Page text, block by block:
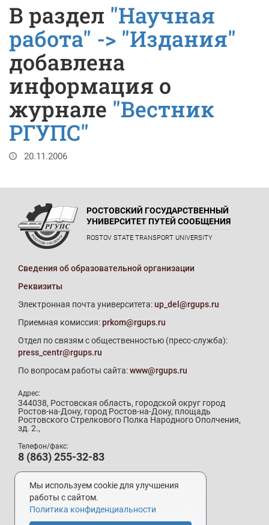
В раздел "Научная
работа" -> "Издания"
добавлена
информация о
журнале "Вестник
РГУПС"
20.11.2006
РОСТОВСКИЙ ГОСУДАРСТВЕННЫЙ
УНИВЕРСИТЕТ ПУТЕЙ СООБЩЕНИЯ
ROSTOV STATE TRANSPORT UNIVERSITY
Сведения об образовательной организации
Реквизиты
Электронная почта университета:up_del@rgups.ru
Приемная комиссия:prkom@rgups.ru
Отдел по связям с общественностью (пресс-служба):
press_centr@rgups.ru
По вопросам работы сайта:www@rgups.ru
Адрес:
344038, Ростовская область, городской округ город
Ростов-на-Дону, город Ростов-на-Дону, площадь
Ростовского Стрелкового Полка Народного Ополчения,
зд. 2.,
Телефон/факс:
8 (863) 255-32-83
Телефон приемной комиссии:
8 (800) 707-19-29
8 (863) 272-64-88
Мы используем cookie для улучшения
работы с сайтом.
Политика конфиденциальности